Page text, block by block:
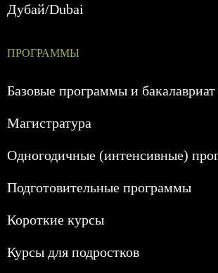
Дубай/Dubai
ПРОГРАММЫ
Базовые программы и бакалавриат
Магистратура
Одногодичные (интенсивные)
Подготовительные программы
Короткие курсы
Курсы для подростков